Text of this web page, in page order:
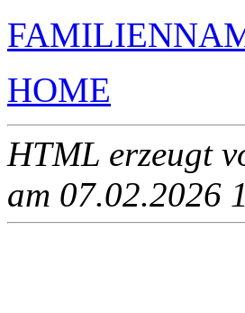
HOME
HTML erzeugt
am 07.02.2026